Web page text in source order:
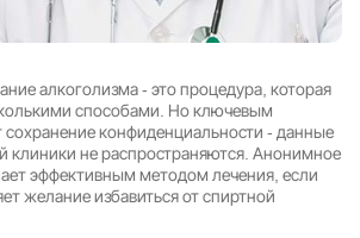
алкоголизма - это процедура, которая
способами. Но ключевым
конфиденциальности - данные
клиники не распространяются. Анонимное
эффективным методом лечения, если
желание избавиться от спиртной